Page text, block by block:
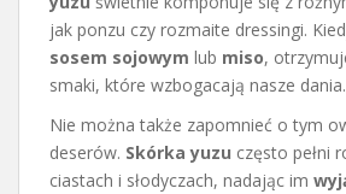
jak ponzu czy rozmaite dressingi.
sosem sojowym lub miso,
smaki, które wzbogacają nasze dania.
Nie można także zapomnieć o tym
deserów. Skórka yuzu często pełni
ciastach i słodyczach, nadając im